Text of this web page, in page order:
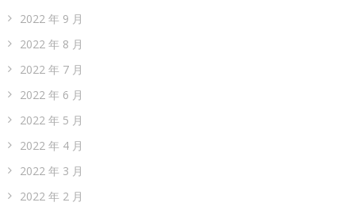
2022 年 9 月
2022 年 8 月
2022 年 7 月
2022 年 6 月
2022 年 5 月
2022 年 4 月
2022 年 3 月
2022 年 2 月